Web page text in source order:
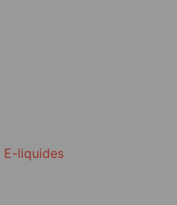
E-liquides